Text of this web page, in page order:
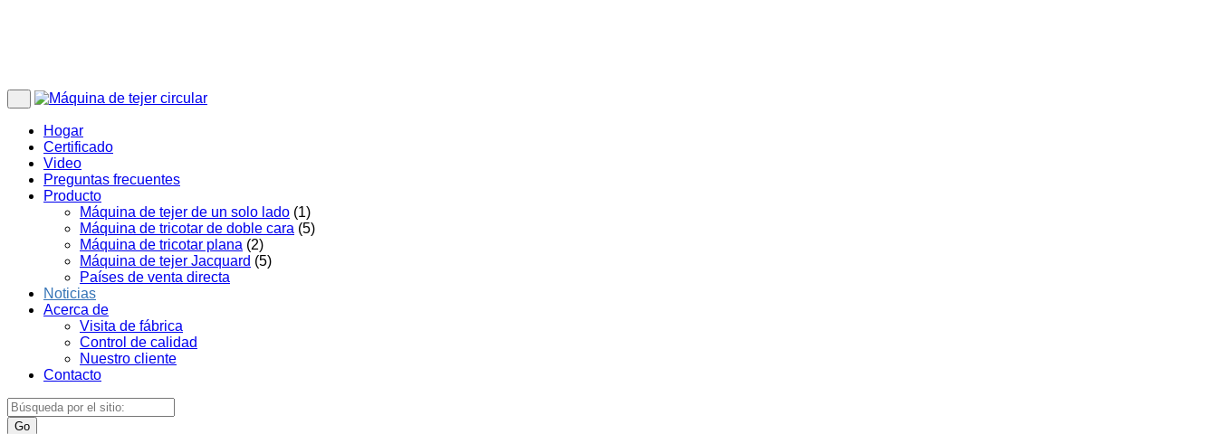
Hogar
Certificado
Video
Preguntas frecuentes
Producto
Máquina de tejer de un solo lado (1)
Máquina de tricotar de doble cara (5)
Máquina de tricotar plana (2)
Máquina de tejer Jacquard (5)
Países de venta directa
Noticias
Acerca de
Visita de fábrica
Control de calidad
Nuestro cliente
Contacto
Go